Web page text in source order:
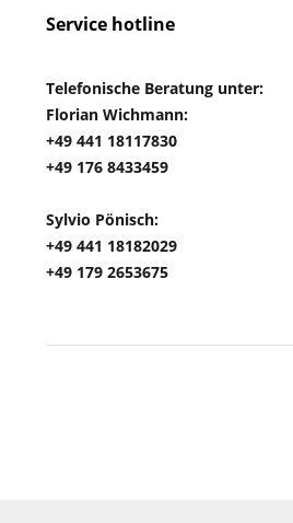
Service hotline
Telefonische Beratung unter:
Florian Wichmann:
+49 441 18117830
+49 176 8433459
Sylvio Pönisch:
+49 441 18182029
+49 179 2653675